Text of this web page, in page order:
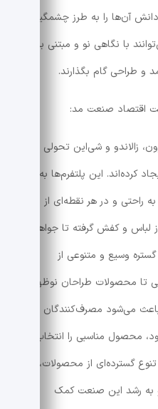
آن‌ها را به طرز چشمگیری
با نگاهی نو و مبتنی بر
و طراحی گام بگذارند.
زالاندو و شی‌این تحولی
کرده‌اند. این پلتفرم‌ها به
راحتی و در هر نقطه‌ای از
و کفش گرفته تا جواهرات
گستره وسیع و متنوعی از
تا محصولات طراحان نوظهور،
باعث می‌شود مصرف‌کنندگان
محصول مناسبی را انتخاب
تنوع گسترده‌ای از محصولات،
و به رشد این صنعت کمک